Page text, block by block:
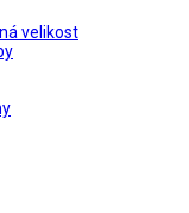
velikost